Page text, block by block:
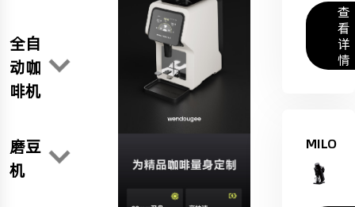
全自
动咖
啡机
磨豆
机
查
看
详
情
MILO